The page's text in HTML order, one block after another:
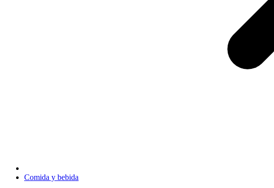
Comida y bebida